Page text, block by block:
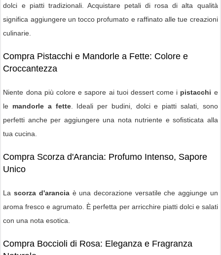
dolci e piatti tradizionali. Acquistare petali di rosa di alta qualità
significa aggiungere un tocco profumato e raffinato alle tue creazioni
culinarie.
Compra Pistacchi e Mandorle a Fette: Colore e
Croccantezza
Niente dona più colore e sapore ai tuoi dessert come i pistacchi e
le mandorle a fette. Ideali per budini, dolci e piatti salati, sono
perfetti anche per aggiungere una nota nutriente e sofisticata alla
tua cucina.
Compra Scorza d'Arancia: Profumo Intenso, Sapore
Unico
Lascorza d'aranciaè una decorazione versatile che aggiunge un
aroma fresco e agrumato. È perfetta per arricchire piatti dolci e salati
con una nota esotica.
Compra Boccioli di Rosa: Eleganza e Fragranza